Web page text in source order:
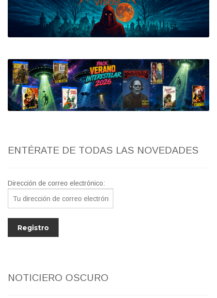
Bluray
Clasificada S
artwork
fantaterror
Jesús Franco
ENTÉRATE DE TODAS LAS NOVEDADES
Dirección de correo electrónico:
NOTICIERO OSCURO